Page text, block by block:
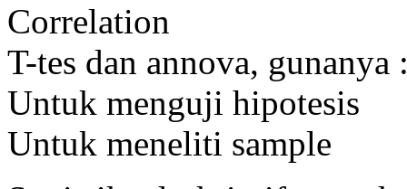
Correlation
T-tes dan annova, gunanya
Untuk menguji hipotesis
Untuk meneliti sample